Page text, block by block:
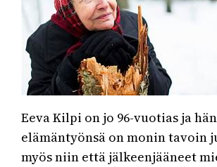
Eeva Kilpi on jo 96-vuotias ja
elämäntyönsä on monin tavoin
myös niin että jälkeenjääneet